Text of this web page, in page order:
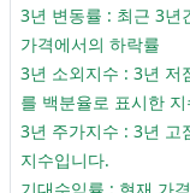
3년 변동률 : 최근 3년
가격에서의 하락률
3년 소외지수 : 3년 저
를 백분율로 표시한
3년 주가지수 : 3년 고
지수입니다.